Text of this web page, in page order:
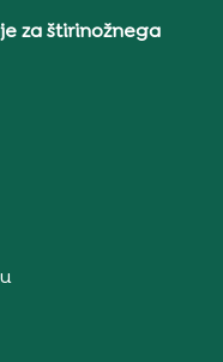
za štirinožnega